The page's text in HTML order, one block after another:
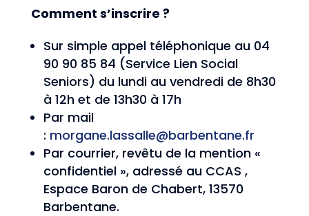
Comment s’inscrire ?
Sur simple appel téléphonique au 04
90 90 85 84 (Service Lien Social
Seniors) du lundi au vendredi de 8h30
à 12h et de 13h30 à 17h
Par mail
: morgane.lassalle@barbentane.fr
Par courrier, revêtu de la mention «
confidentiel », adressé au CCAS ,
Espace Baron de Chabert, 13570
Barbentane.